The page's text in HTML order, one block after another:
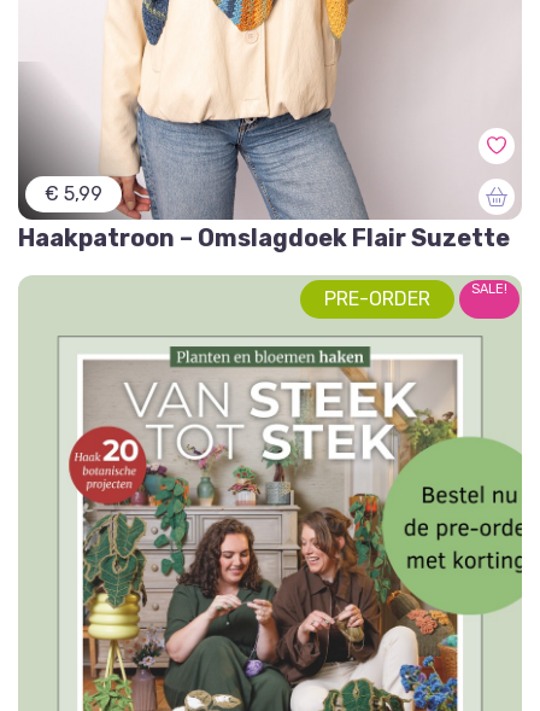
€ 5,99
Haakpatroon – Omslagdoek Flair Suzette
PRE-ORDER SALE!